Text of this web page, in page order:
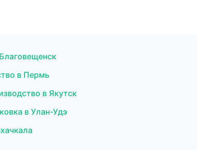
в Пермь
в Якутск
в Улан-Удэ